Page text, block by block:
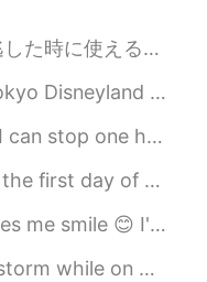
混ざってるのでそこに注意してね! カジュアルなフレーズに*マークを付...
」の最初の日でした！たくさんスペシアルメニ...
I shall not live in vain; If I can...
Cherry Blossom Festival...
Prada candy but YSL intense smel...
rainbow because of it so I’m t...